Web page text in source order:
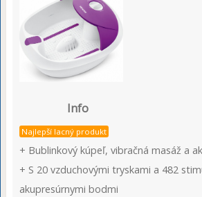
Info
Najlepší lacný produkt
+ Bublinkový kúpeľ, vibračná masáž a
+ S 20 vzduchovými tryskami a 482
akupresúrnymi bodmi